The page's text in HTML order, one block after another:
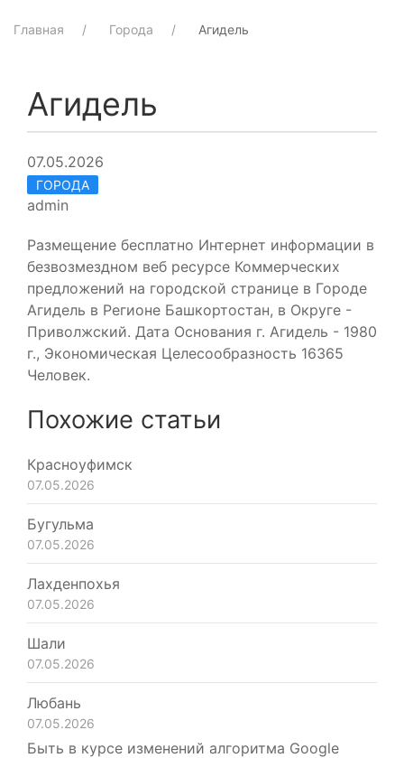
Главная Города Агидель
Агидель
07.05.2026
ГОРОДА
admin
Размещение бесплатно Интернет информации в
безвозмездном веб ресурсе Коммерческих
предложений на городской странице в Городе
Агидель в Регионе Башкортостан, в Округе -
Приволжский. Дата Основания г. Агидель - 1980
г., Экономическая Целесообразность 16365
Человек.
Похожие статьи
Красноуфимск
07.05.2026
Бугульма
07.05.2026
Лахденпохья
07.05.2026
Шали
07.05.2026
Любань
07.05.2026
Быть в курсе изменений алгоритма Google